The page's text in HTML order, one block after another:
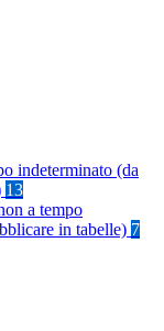
indeterminato (da
13
a tempo
in tabelle) 7